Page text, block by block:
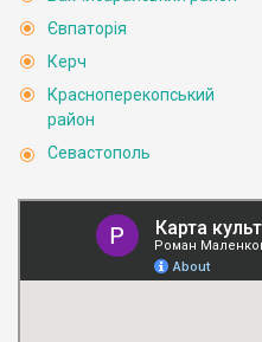
Євпаторія
Керч
Красноперекопський
район
Севастополь